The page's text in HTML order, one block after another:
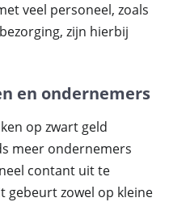
veel personeel, zoals
zijn hierbij
en ondernemers
op zwart geld
meer ondernemers
contant uit te
gebeurt zowel op kleine